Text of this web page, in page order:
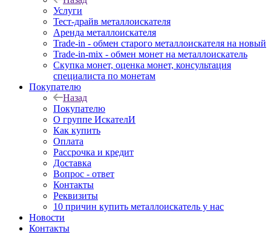
Услуги
Тест-драйв металлоискателя
Аренда металлоискателя
Trade-in - обмен старого металлоискателя на новый
Trade-in-mix - обмен монет на металлоискатель
Скупка монет, оценка монет, консультация
специалиста по монетам
Покупателю
Назад
Покупателю
О группе ИскателИ
Как купить
Оплата
Рассрочка и кредит
Доставка
Вопрос - ответ
Контакты
Реквизиты
10 причин купить металлоискатель у нас
Новости
Контакты